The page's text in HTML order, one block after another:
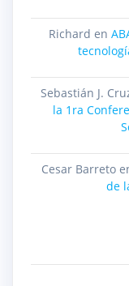
Richard en
Sebastián J.
la 1ra
Cesar Barreto
de